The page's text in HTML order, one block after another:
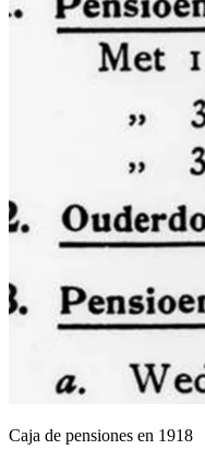
Caja de pensiones en 1918